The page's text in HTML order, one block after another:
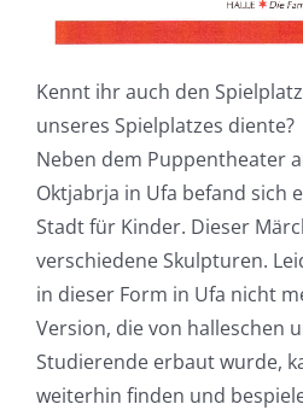
Kennt ihr auch den
unseres Spielplatzes diente?
Neben dem Puppentheater
Oktjabrja in Ufa befand sich
Stadt für Kinder. Dieser
verschiedene Skulpturen.
in dieser Form in Ufa nicht
Version, die von halleschen
Studierende erbaut wurde,
weiterhin finden und